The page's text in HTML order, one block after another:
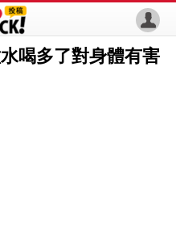
喝多了對身體有害